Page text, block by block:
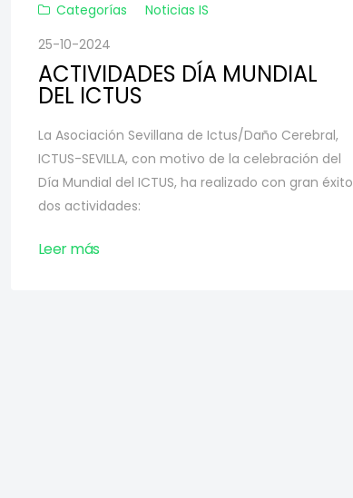
Categorías
Noticias IS
25-10-2024
ACTIVIDADES DÍA MUNDIAL
DEL ICTUS
La Asociación Sevillana de Ictus/Daño Cerebral,
ICTUS-SEVILLA, con motivo de la celebración del
Día Mundial del ICTUS, ha realizado con gran éxito
dos actividades:
Leer más